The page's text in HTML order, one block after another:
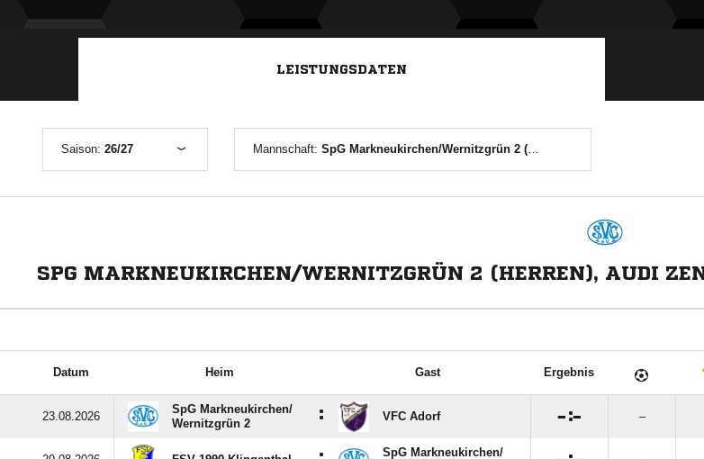
LEISTUNGSDATEN
Saison: 26/27 Mannschaft:SpG Markneukirchen/Wernitzgrün 2 (Herren)
SPG MARKNEUKIRCHEN/WERNITZGRÜN 2 (HERREN), AUDI
Datum Heim Gast Ergebnis
23.08.2026
SpG Markneukirchen/​
Wernitzgrün 2
: VFC Adorf : –
SpG Markneukirchen/​